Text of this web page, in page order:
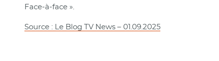
Face-à-face ».
Source : Le Blog TV News – 01.09.2025